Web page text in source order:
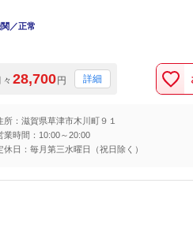
／正常
々 28,700円 詳細
所：滋賀県草津市木川町９１
業時間：10:00～20:00
休日：毎月第三水曜日（祝日除く）